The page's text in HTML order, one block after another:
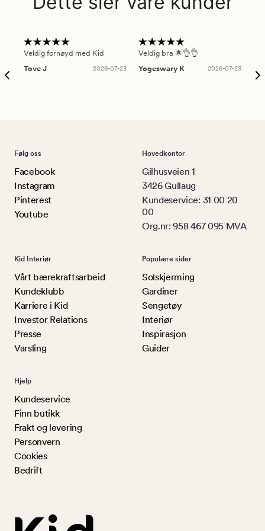
Veldig fornøyd med Kid
Tove J
2026-07-23
Veldig bra 🌟👌👌
Yogeswary K
2026-07-23
Følg oss
Facebook
Instagram
Pinterest
Youtube
Hovedkontor
Gilhusveien 1
3426 Gullaug
Kundeservice: 31 00 20
00
Org.nr: 958 467 095 MVA
Kid Interiør
Vårt bærekraftsarbeid
Kundeklubb
Karriere i Kid
Investor Relations
Presse
Varsling
Populære sider
Solskjerming
Gardiner
Sengetøy
Interiør
Inspirasjon
Guider
Hjelp
Kundeservice
Finn butikk
Frakt og levering
Personvern
Cookies
Bedrift